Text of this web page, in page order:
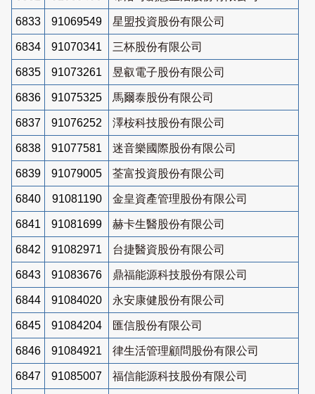
6833 91069549 星盟投資股份有限公司
6834 91070341 三杯股份有限公司
6835 91073261 昱叡電子股份有限公司
6836 91075325 馬爾泰股份有限公司
6837 91076252 澤桉科技股份有限公司
6838 91077581 迷音樂國際股份有限公司
6839 91079005 荃富投資股份有限公司
6840 91081190 金皇資產管理股份有限公司
6841 91081699 赫卡生醫股份有限公司
6842 91082971 台捷醫資股份有限公司
6843 91083676 鼎福能源科技股份有限公司
6844 91084020 永安康健股份有限公司
6845 91084204 匯信股份有限公司
6846 91084921 律生活管理顧問股份有限公司
6847 91085007 福信能源科技股份有限公司